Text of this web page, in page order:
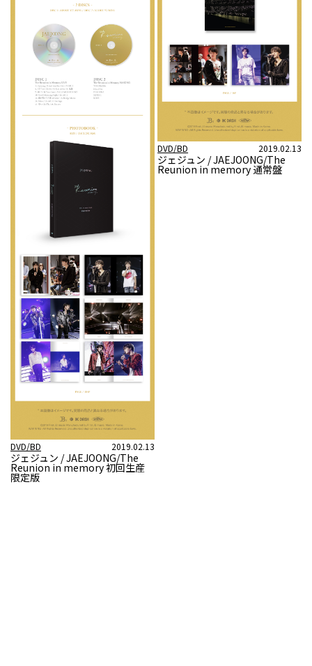
DVD/BD 2019.02.13
ジェジュン / JAEJOONG/The
Reunion in memory 初回生産
限定版
DVD/BD 2019.02.13
ジェジュン / JAEJOONG/The
Reunion in memory 通常盤